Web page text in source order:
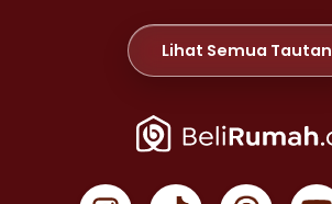
Properti Dijual di Meruya >
Properti Dijual di Jelambar >
Properti Dijual di Jakarta Pusat >
Properti Dijual di Gambir >
Lihat Semua Tautan